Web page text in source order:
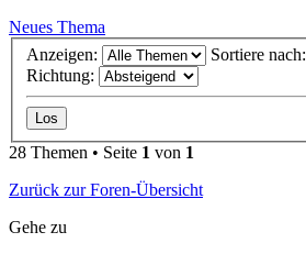
Neues Thema
Anzeigen:
Sortiere nach:
Richtung:
28 Themen • Seite 1 von 1
Zurück zur Foren-Übersicht
Gehe zu